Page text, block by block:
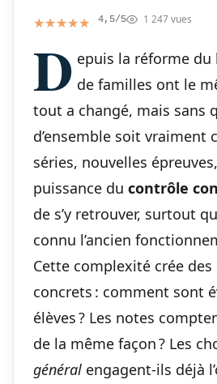
★★★★★
★★★★★ 4,5/5 1 247 vues
D epuis la réforme du
de familles ont le
tout a changé, mais sans
d’ensemble soit vraiment
séries, nouvelles
puissance du contrôle
de s’y retrouver, surtout
connu l’ancien
Cette complexité crée
concrets : comment sont
élèves ? Les notes
de la même façon ? Les
général engagent-ils déjà